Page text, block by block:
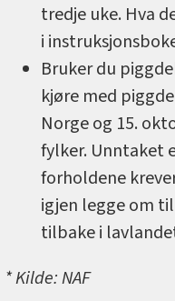
tredje uke. Hva
i
Bruker du
kjøre med
Norge og 15.
fylker. Unntaket
forholdene
igjen legge om
tilbake i
* Kilde: NAF